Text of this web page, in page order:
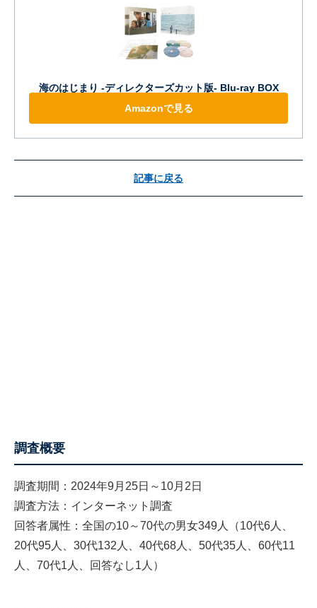
海のはじまり -ディレクターズカット版- Blu-ray BOX
Amazonで見る
記事に戻る
調査概要
調査期間：2024年9月25日～10月2日
調査方法：インターネット調査
回答者属性：全国の10～70代の男女349人（10代6人、
20代95人、30代132人、40代68人、50代35人、60代11
人、70代1人、回答なし1人）